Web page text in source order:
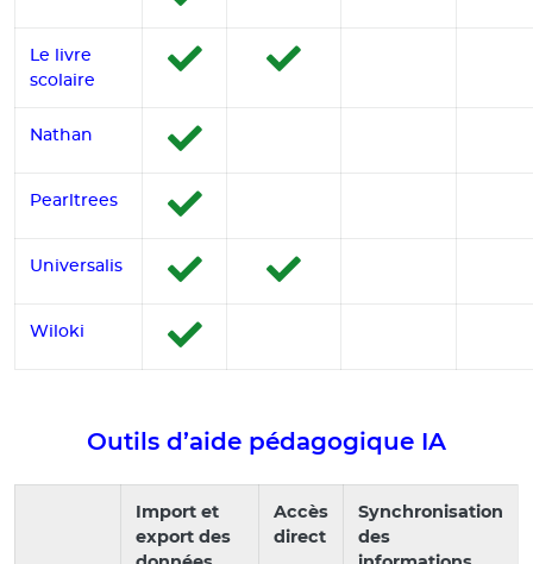
Le livre
scolaire
Nathan
Pearltrees
Universalis
Wiloki
Outils d’aide pédagogique IA
Import et
export des
Accès
direct
Synchronisation
des